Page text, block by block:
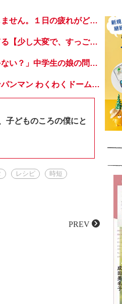
夕方から「揚げ物」なんて、ドイツでは誰もしません。１日の疲れがどーっと出る時間帯、お母さんも料理どころではない！【日登美のタベコト in Berlin・49】
どれだけ苦しい夜を越えてきたか、私は知ってる【少し大変で、すっごく幸せ～ドラベ症候群の娘と心臓に毛の生えた母～・45】
「お母さん、自分にお金かけられないの嫌じゃない？」中学生の娘の問いかけに、母は…【大きくなってく娘と私・77】
【おうちでドームキャッチャーに挑戦だ】アンパンマン わくわくドームキャッチャー
子どものころの僕にと
レシピ 時短
PREV